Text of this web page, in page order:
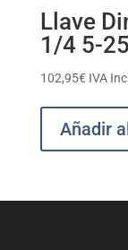
Llave
1/4 5-
102,95€ IVA
Añadir